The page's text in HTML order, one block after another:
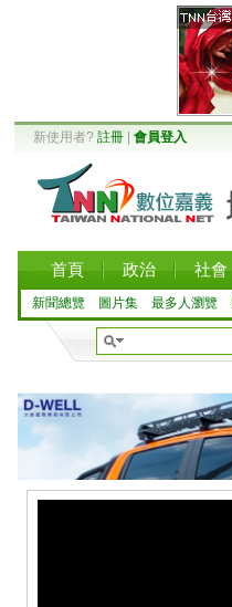
新使用者? 註冊 會員登入
首頁 政治 社會
新聞總覽 圖片集 最多人瀏覽